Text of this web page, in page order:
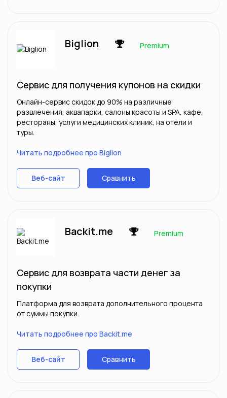
Biglion Premium
Сервис для получения купонов на скидки
Онлайн-сервис скидок до 90% на различные
развлечения, аквапарки, салоны красоты и SPA, кафе,
рестораны, услуги медицинских клиник, на отели и
туры.
Читать подробнее про Biglion
Веб-сайт Сравнить
Backit.me Premium
Сервис для возврата части денег за
покупки
Платформа для возврата дополнительного процента
от суммы покупки.
Читать подробнее про Backit.me
Веб-сайт Сравнить